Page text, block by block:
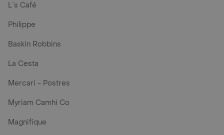
L´s Café
Philippe
Baskin Robbins
La Cesta
Mercari - Postres
Myriam Camhi Co
Magnifique